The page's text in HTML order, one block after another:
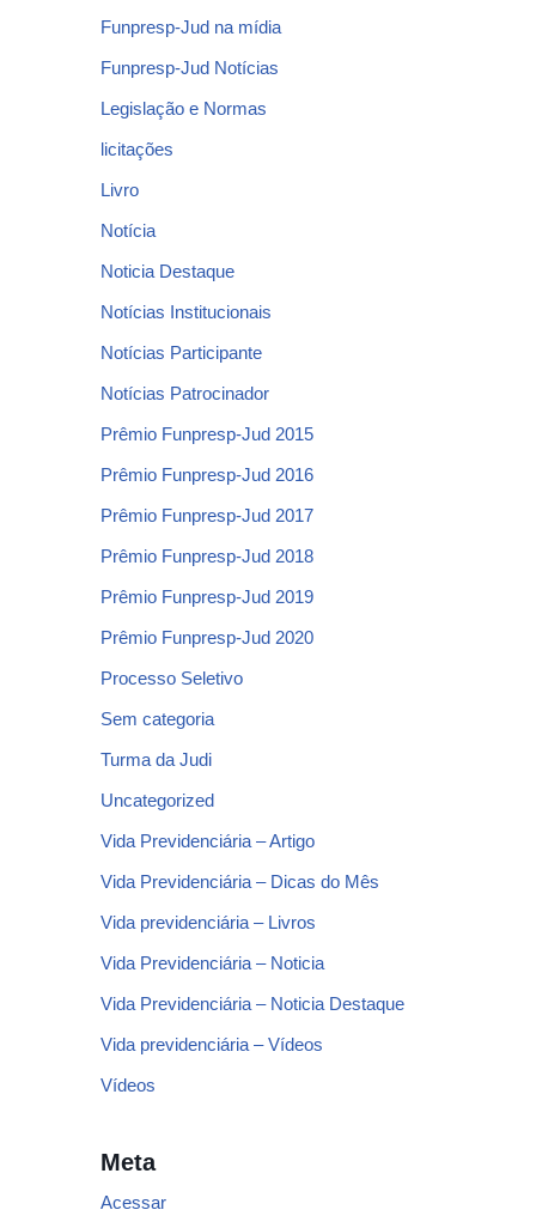
Funpresp-Jud na mídia
Funpresp-Jud Notícias
Legislação e Normas
licitações
Livro
Notícia
Noticia Destaque
Notícias Institucionais
Notícias Participante
Notícias Patrocinador
Prêmio Funpresp-Jud 2015
Prêmio Funpresp-Jud 2016
Prêmio Funpresp-Jud 2017
Prêmio Funpresp-Jud 2018
Prêmio Funpresp-Jud 2019
Prêmio Funpresp-Jud 2020
Processo Seletivo
Sem categoria
Turma da Judi
Uncategorized
Vida Previdenciária – Artigo
Vida Previdenciária – Dicas do Mês
Vida previdenciária – Livros
Vida Previdenciária – Noticia
Vida Previdenciária – Noticia Destaque
Vida previdenciária – Vídeos
Vídeos
Meta
Acessar